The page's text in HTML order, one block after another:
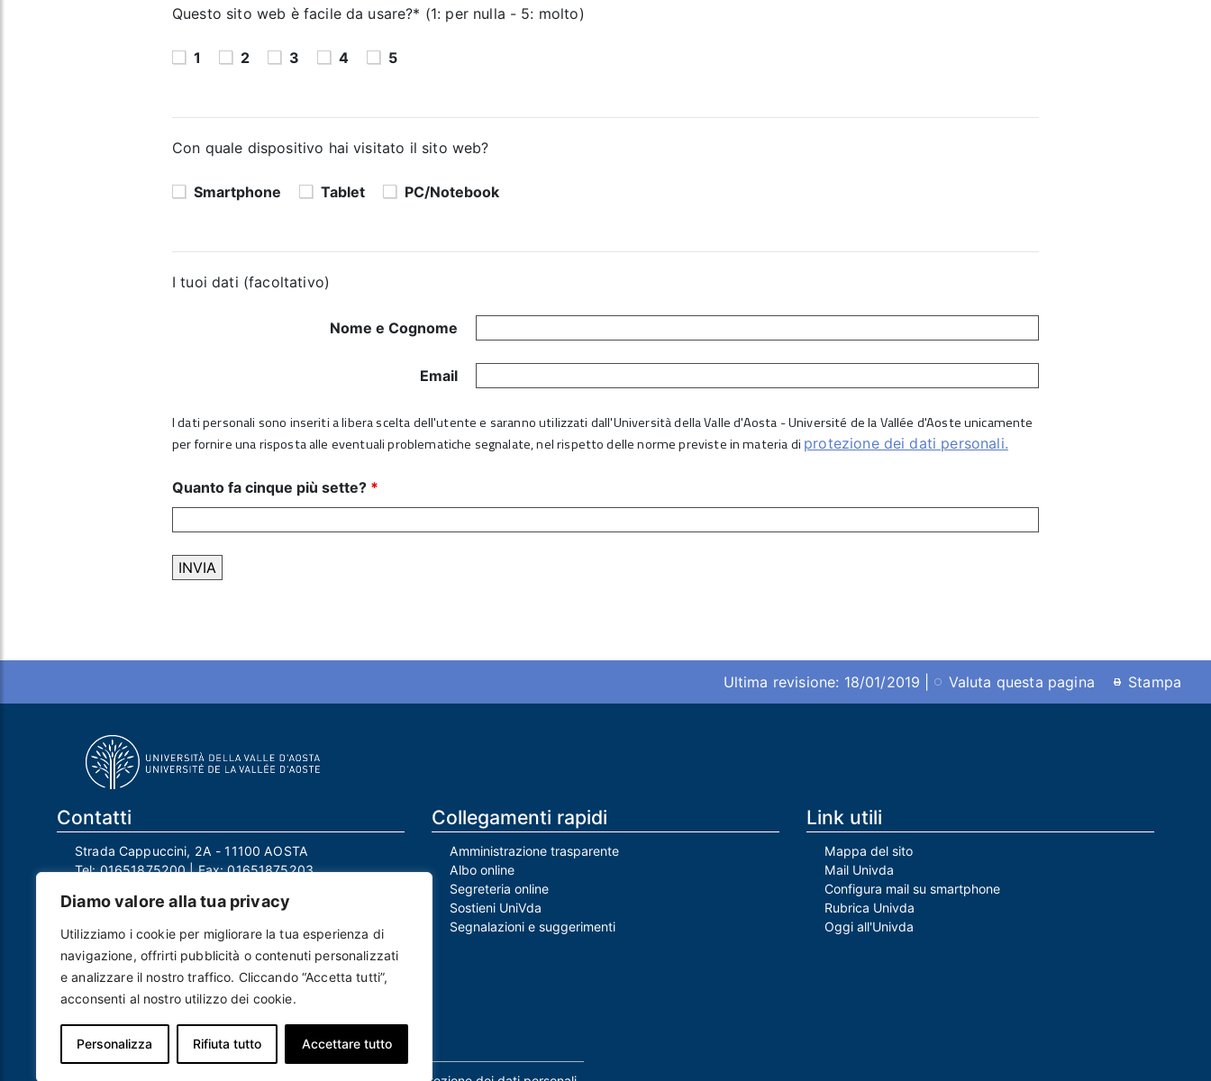
Diamo valore alla tua privacy
Utilizziamo i cookie per migliorare la tua esperienza di
navigazione, offrirti pubblicità o contenuti personalizzati
e analizzare il nostro traffico. Cliccando “Accetta tutti”,
acconsenti al nostro utilizzo dei cookie.
Personalizza Rifiuta tutto Accettare tutto
Questo sito web è facile da usare?* (1: per nulla - 5: molto)
1 2 3 4 5
Con quale dispositivo hai visitato il sito web?
Smartphone Tablet PC/Notebook
I tuoi dati (facoltativo)
Nome e Cognome
Email
I dati personali sono inseriti a libera scelta dell'utente e saranno utilizzati dall'Università della Valle d'Aosta - Université de la Vallée d'Aoste unicamente
per fornire una risposta alle eventuali problematiche segnalate, nel rispetto delle norme previste in materia di protezione dei dati personali.
Quanto fa cinque più sette? *
Ultima revisione: 18/01/2019 | Valuta questa pagina Stampa
Contatti
Strada Cappuccini, 2A - 11100 AOSTA
Tel:01651875200| Fax:01651875203
Mail Responsabile Protezione dei Dati:
rpd@univda.it
Posta certificata:protocollo@pec.univda.it
P.IVA 01040890079 e C.F. 91041130070
Codice Univoco Ufficio: UF2EU2
Nome ufficio: Uff_eFatturaPA
Codice IPA: uvdau_ao
Collegamenti rapidi
Amministrazione trasparente
Albo online
Segreteria online
Sostieni UniVda
Segnalazioni e suggerimenti
Link utili
Mappa del sito
Mail Univda
Configura mail su smartphone
Rubrica Univda
Oggi all'Univda